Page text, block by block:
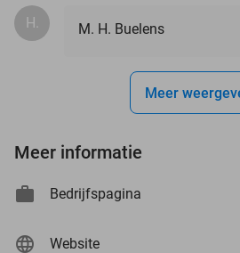
H. M. H. Buelens
Meer
Meer informatie
Bedrijfspagina
Website